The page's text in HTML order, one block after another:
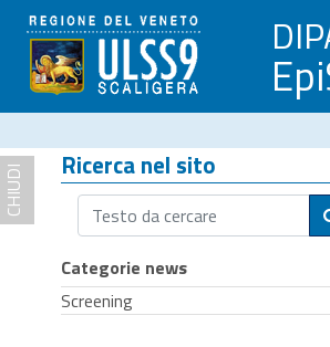
CHIUDI Ricerca nel sito
Categorie news
Screening